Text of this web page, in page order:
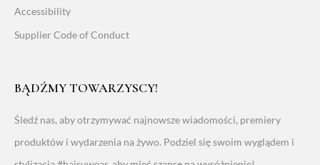
Accessibility
Supplier Code of Conduct
BĄDŹMY TOWARZYSCY!
Śledź nas, aby otrzymywać najnowsze wiadomości, premiery
produktów i wydarzenia na żywo. Podziel się swoim wyglądem i